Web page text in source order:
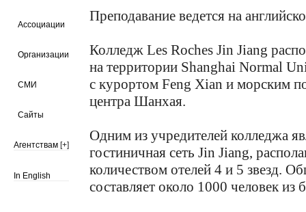
Ассоциации
Организации
СМИ
Сайты
Агентствам [+]
In English
Преподавание ведется на
Колледж Les Roches Jin Jiang
на территории Shanghai Normal
с курортом Feng Xian и морским
центра Шанхая.
Одним из учредителей колледжа
гостиничная сеть Jin Jiang,
количеством отелей 4 и 5 звезд.
составляет около 1000 человек из